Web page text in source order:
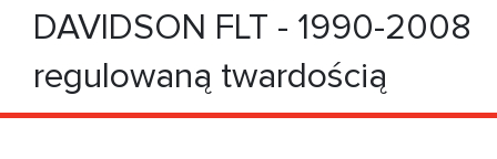
DAVIDSON FLT - 1990-2008
regulowaną twardością